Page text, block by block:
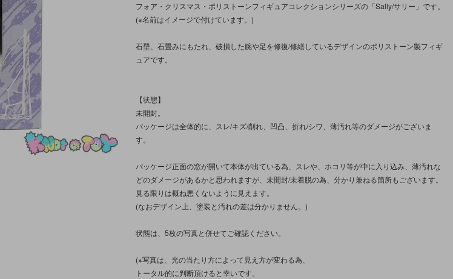
フォア・クリスマス・ポリストーンフィギュアコレクションシリーズの「Sally/サリー」です。
(※名前はイメージで付けています。)
石壁、石畳みにもたれ、破損した腕や足を修復/修繕しているデザインのポリストーン製フィギ
ュアです。
【状態】
未開封。
パッケージは全体的に、スレ/キズ/削れ、凹凸、折れ/シワ、薄汚れ等のダメージがございま
す。
パッケージ正面の窓が開いて本体が出ている為、スレや、ホコリ等が中に入り込み、薄汚れな
どのダメージがあるかと思われますが、未開封/未着脱の為、分かり兼ねる箇所もございます。
見る限りは概ね悪くないように見えます。
(なおデザイン上、塗装と汚れの差は分かりません。)
状態は、5枚の写真と併せてご確認ください。
(※写真は、光の当たり方によって見え方が変わる為、
トータル的に判断頂けると幸いです。